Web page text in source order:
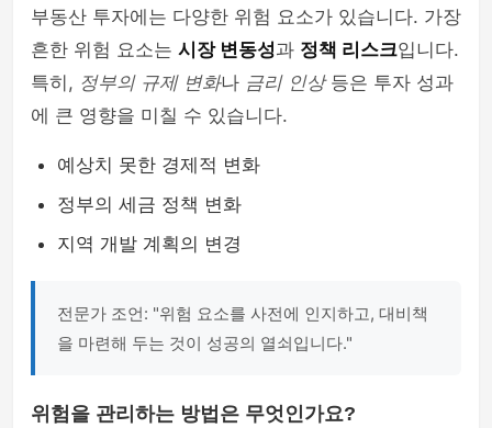
부동산 투자에는 다양한 위험 요소가 있습니다. 가장
흔한 위험 요소는 시장 변동성과 정책 리스크입니다.
특히, 정부의 규제 변화나 금리 인상등은 투자 성과
에 큰 영향을 미칠 수 있습니다.
예상치 못한 경제적 변화
정부의 세금 정책 변화
지역 개발 계획의 변경
전문가 조언: "위험 요소를 사전에 인지하고, 대비책
을 마련해 두는 것이 성공의 열쇠입니다."
위험을 관리하는 방법은 무엇인가요?